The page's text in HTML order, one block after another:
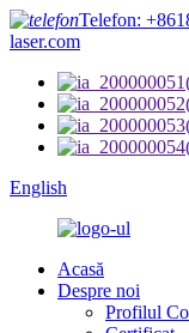
Telefon:
laser.com
English
Acasă
Despre noi
Profilul